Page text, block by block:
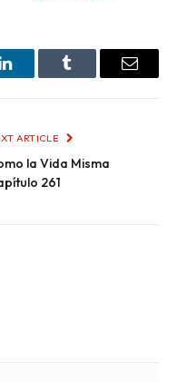
LinkedInTumblr Email
ARTICLE
la Vida Misma
261